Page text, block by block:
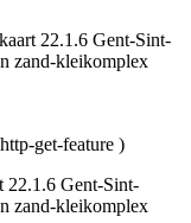
22.1.6 Gent-Sint-
zand-kleikomplex
get-feature )
22.1.6 Gent-Sint-
zand-kleikomplex